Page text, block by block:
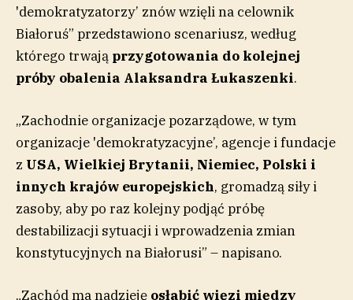
'demokratyzatorzy’ znów wzięli na celownik
Białoruś” przedstawiono scenariusz, według
którego trwają przygotowania do kolejnej
próby obalenia Alaksandra Łukaszenki.
„Zachodnie organizacje pozarządowe, w tym
organizacje 'demokratyzacyjne’, agencje i fundacje
z USA, Wielkiej Brytanii, Niemiec, Polski i
innych krajów europejskich, gromadzą siły i
zasoby, aby po raz kolejny podjąć próbę
destabilizacji sytuacji i wprowadzenia zmian
konstytucyjnych na Białorusi” – napisano.
„Zachód ma nadzieję osłabić więzi między